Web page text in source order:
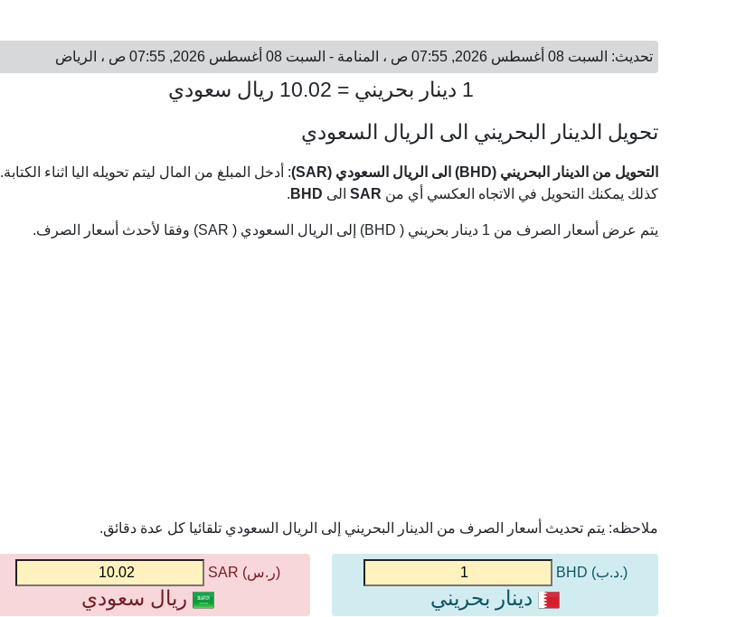
تحديث: السبت 08 أغسطس 2026, 07:55 ص ، المنامة - السبت 08 أغسطس 2026, 07:55 ص ، الرياض
1 دينار بحريني = 10.02 ريال سعودي
تحويل الدينار البحريني الى الريال السعودي
التحويل من الدينار البحريني (BHD) الى الريال السعودي (SAR)
: أدخل المبلغ من المال ليتم تحويله اليا اثناء الكتابة.
كذلك يمكنك التحويل في الاتجاه العكسي أي من SAR الى BHD
.
يتم عرض أسعار الصرف من 1 دينار بحريني ( BHD) إلى الريال السعودي ( SAR) وفقا لأحدث أسعار الصرف.
ملاحظه: يتم تحديث أسعار الصرف من الدينار البحريني إلى الريال السعودي تلقائيا كل عدة دقائق.
(.د.ب) BHD
دينار بحريني
(ر.س) SAR
ريال سعودي